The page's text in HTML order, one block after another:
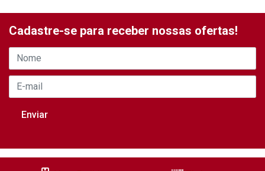
Cadastre-se para receber nossas ofertas!